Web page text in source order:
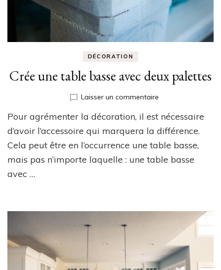
DÉCORATION
Crée une table basse avec deux palettes
Laisser un commentairesur
une
table
avec
deux
Pour agrémenter la décoration, il est nécessaire
d’avoir l’accessoire qui marquera la différence.
Cela peut être en l’occurrence une table basse,
mais pas n’importe laquelle : une table basse
avec …